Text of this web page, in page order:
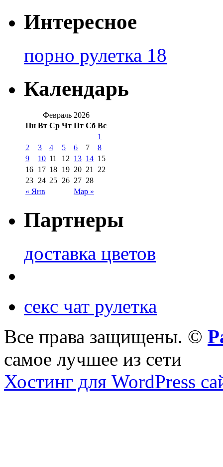
Интересное
порно рулетка 18
Календарь
Февраль 2026
Пн Вт Ср Чт Пт Сб Вс
« Янв Мар »
1
2
3 4 5 6 7
8
9
10 11 12 13 14 15
16 17 18 19 20 21
22
23 24 25 26 27 28
Партнеры
доставка цветов
секс чат рулетка
Все права защищены. ©
самое лучшее из сети
Хостинг для WordPress